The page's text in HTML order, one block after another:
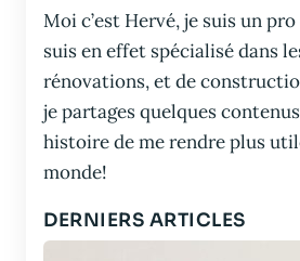
Moi c’est Hervé, je suis un pro
suis en effet spécialisé dans
rénovations, et de
je partages quelques
histoire de me rendre plus
monde!
DERNIERS ARTICLES